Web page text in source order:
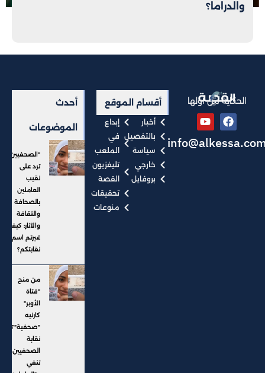
والدراما؟
الحكاية من أولها أقسام الموقع
أخبار
بالتفصيل
سياسة
خارجي
بروفايل
إبداع
في
الملعب
تليفزيون
القصة
تحقيقات
منوعات
أحدث
الموضوعات
"الصحفيين"
ترد على
نقيب
العاملين
بالصحافة
والثقافة
والآثار: كيف
غيرتم اسم
نقابتكم؟
من منح
"فتاة
الأوبر"
كارنيه
"صحفية"؟..
نقابة
الصحفيين
تنفي